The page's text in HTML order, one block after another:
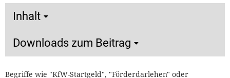
Inhalt
Downloads zum Beitrag
Begriffe wie "KfW-Startgeld", "Förderdarlehen" oder